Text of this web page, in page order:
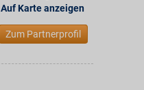
Auf Karte anzeigen
Zum Partnerprofil